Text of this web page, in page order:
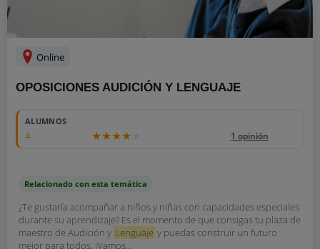
Online
OPOSICIONES AUDICIÓN Y LENGUAJE
ALUMNOS
4 1 opinión
Relacionado con esta temática
¿Te gustaría acompañar a niños y niñas con capacidades especiales
durante su aprendizaje? Es el momento de que consigas tu plaza de
maestro de Audición y Lenguaje y puedas construir un futuro
mejor para todos. ¡Vamos...